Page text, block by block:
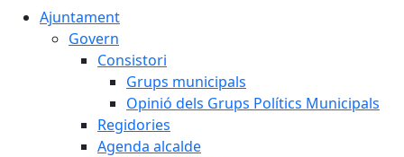
Ajuntament
Govern
Consistori
Grups municipals
Opinió dels Grups Polítics Municipals
Regidories
Agenda alcalde